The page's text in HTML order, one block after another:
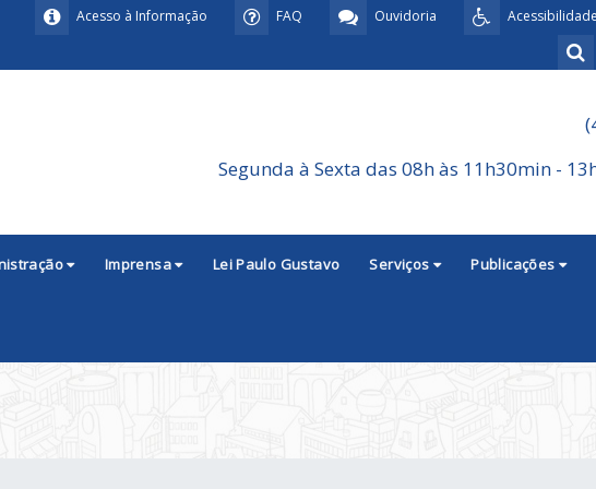
Acessibilidade
Ouvidoria
FAQ
Acesso à Informação
Segunda à Sexta das 08h às 11h30min -
Imprensa Lei Paulo Gustavo Serviços Publicações